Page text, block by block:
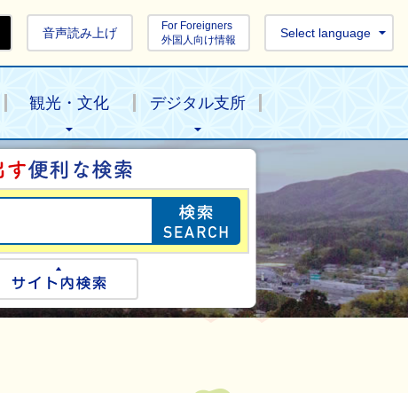
音声読み上げ
For Foreigners
外国人向け情報
Select language
観光・文化 デジタル支所
目的の情報を探
検索